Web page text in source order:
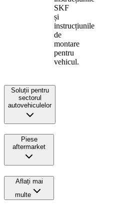
SKF
și
instrucțiunile
de
montare
pentru
vehicul.
Soluții pentru
sectorul
autovehiculelor
Piese
aftermarket
Aflați mai
multe